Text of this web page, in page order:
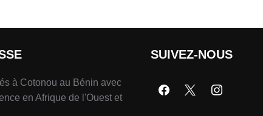
à Cotonou au Bénin avec
en Afrique de l'Ouest et
SUIVEZ-NOUS